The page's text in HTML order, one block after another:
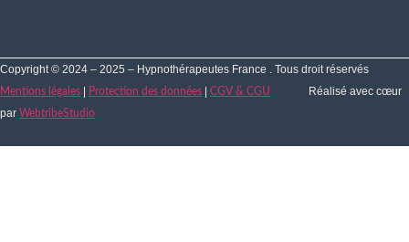
Copyright © 2024 – 2025 – Hypnothérapeutes France . Tous droit réservés
Mentions légales | Protection des données | CGV & CGU
Réalisé avec cœur
par WebtribeStudio